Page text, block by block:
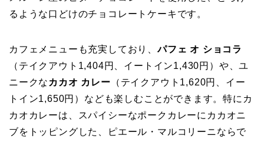
るような口どけのチョコレートケーキです。
カフェメニューも充実しており、パフェ オ ショコラ
（テイクアウト1,404円、イートイン1,430円）や、ユ
ニークな カカオ カレー （テイクアウト1,620円、イー
トイン1,650円）なども楽しむことができます。特にカ
カオカレーは、スパイシーなポークカレーにカカオニ
ブをトッピングした、ピエール・マルコリーニならで